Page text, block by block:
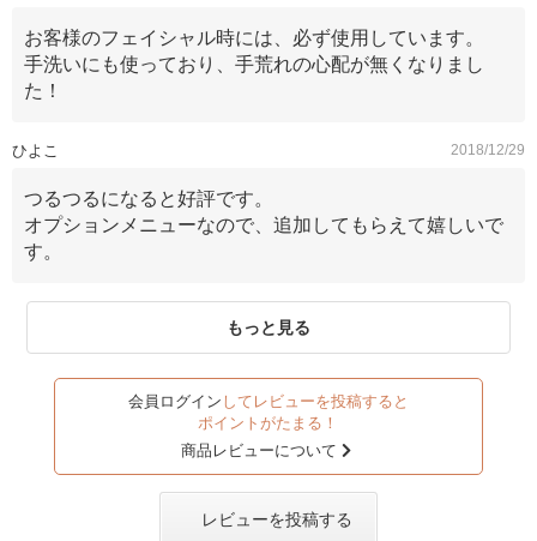
お客様のフェイシャル時には、必ず使用しています。
手洗いにも使っており、手荒れの心配が無くなりまし
た！
ひよこ 2018/12/29
つるつるになると好評です。
オプションメニューなので、追加してもらえて嬉しいで
す。
もっと見る
会員ログイン してレビューを投稿すると
ポイントがたまる！
商品レビューについて
レビューを投稿する